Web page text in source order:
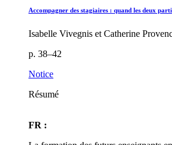
Accompagner des stagiaires : quand les deux
Isabelle Vivegnis et Catherine
p. 38–42
Notice
Résumé
FR :